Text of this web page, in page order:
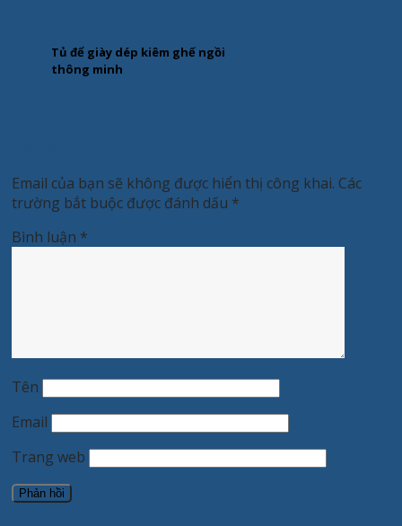
Tủ để giày dép kiêm ghế ngồi
thông minh
Email của bạn sẽ không được hiển thị công khai. Các
trường bắt buộc được đánh dấu *
Bình luận *
Tên
Email
Trang web